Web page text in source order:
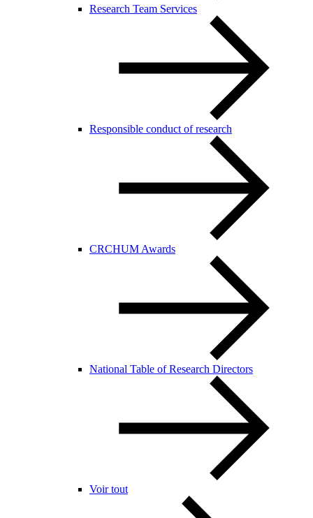
Research Team Services
Responsible conduct of research
CRCHUM Awards
National Table of Research Directors
Voir tout